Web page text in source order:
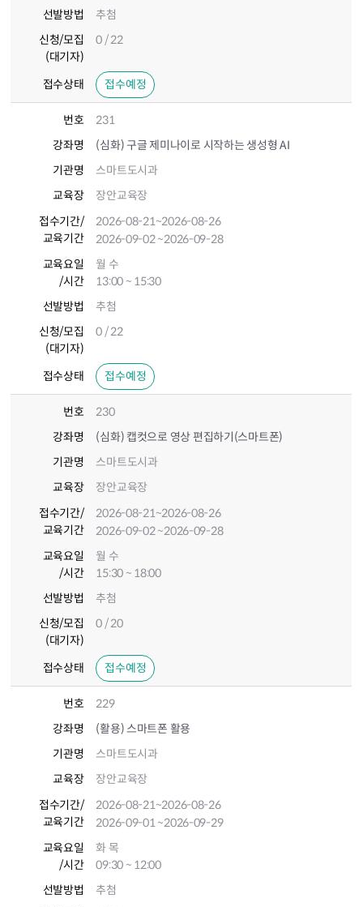
선발방법
추첨
신청/모집
(대기자)
0 / 22
접수상태 접수예정
번호
231
강좌명
(심화) 구글 제미나이로 시작하는 생성형 AI
기관명
스마트도시과
교육장
장안교육장
접수기간/
교육기간
2026-08-21~2026-08-26
2026-09-02~2026-09-28
교육요일
/시간
월 수
13:00 ~ 15:30
선발방법
추첨
신청/모집
(대기자)
0 / 22
접수상태 접수예정
번호
230
강좌명
(심화) 캡컷으로 영상 편집하기(스마트폰)
기관명
스마트도시과
교육장
장안교육장
접수기간/
교육기간
2026-08-21~2026-08-26
2026-09-02~2026-09-28
교육요일
/시간
월 수
15:30 ~ 18:00
선발방법
추첨
신청/모집
(대기자)
0 / 20
접수상태 접수예정
번호
229
강좌명
(활용) 스마트폰 활용
기관명
스마트도시과
교육장
장안교육장
접수기간/
교육기간
2026-08-21~2026-08-26
2026-09-01~2026-09-29
교육요일
/시간
화 목
09:30 ~ 12:00
선발방법
추첨